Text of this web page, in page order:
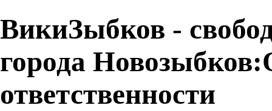
ВикиЗыбков -
города
ответственности